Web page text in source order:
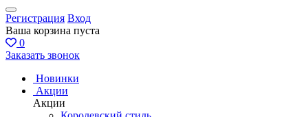
Регистрация Вход
Ваша корзина пуста
0
Заказать звонок
Новинки
Акции
Акции